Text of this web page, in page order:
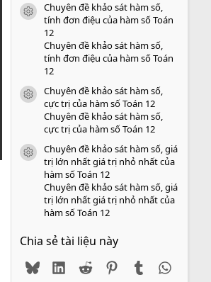
icon tài liệu
Chuyên đề khảo sát hàm số,
tính đơn điệu của hàm số Toán
12
Chuyên đề khảo sát hàm số,
tính đơn điệu của hàm số Toán
12
icon tài liệu
Chuyên đề khảo sát hàm số,
cực trị của hàm số Toán 12
Chuyên đề khảo sát hàm số,
cực trị của hàm số Toán 12
icon tài liệu
Chuyên đề khảo sát hàm số, giá
trị lớn nhất giá trị nhỏ nhất của
hàm số Toán 12
Chuyên đề khảo sát hàm số, giá
trị lớn nhất giá trị nhỏ nhất của
hàm số Toán 12
Chia sẻ tài liệu này
BlueskyLinkedIn
Reddit PinterestTumblr